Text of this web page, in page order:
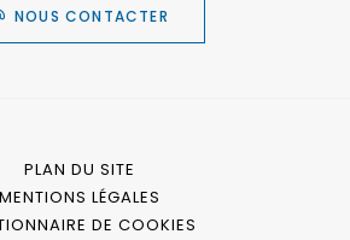
NOUS CONTACTER
PLAN DU SITE
MENTIONS LÉGALES
DE COOKIES